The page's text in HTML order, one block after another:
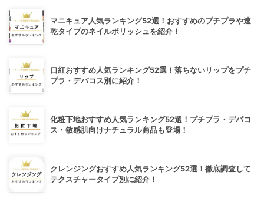
マニキュア人気ランキング52選！おすすめのプチプラや速
乾タイプのネイルポリッシュを紹介！
口紅おすすめ人気ランキング52選！落ちないリップをプチ
プラ・デパコス別に紹介！
化粧下地おすすめ人気ランキング52選！プチプラ・デパコ
ス・敏感肌向けナチュラル商品も登場！
クレンジングおすすめ人気ランキング52選！徹底調査して
テクスチャータイプ別に紹介！